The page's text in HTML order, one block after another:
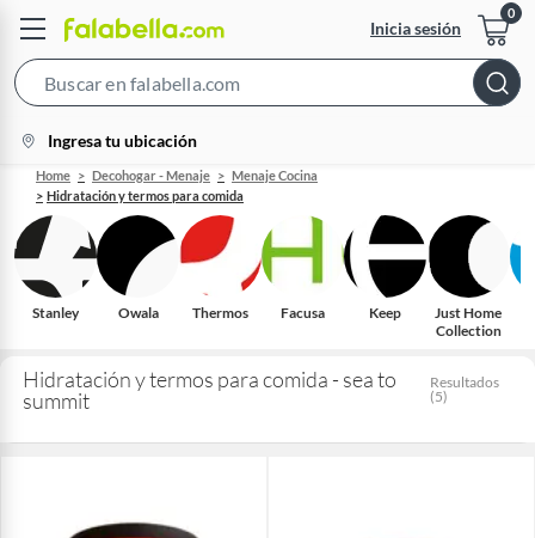
Inicia sesión
Bar
location-
icon
Ingresa tu ubicación
Home Decohogar - Menaje
Menaje Cocina
Hidratación y termos para comida
Stanley Owala Thermos Facusa Keep
Just Home
Collection
Hidratación y termos para comida - sea to
summit
Resultados
(5)